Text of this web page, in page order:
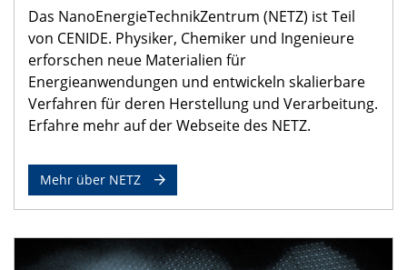
Das NanoEnergieTechnikZentrum (NETZ) ist Teil
von CENIDE. Physiker, Chemiker und Ingenieure
erforschen neue Materialien für
Energieanwendungen und entwickeln skalierbare
Verfahren für deren Herstellung und Verarbeitung.
Erfahre mehr auf der Webseite des NETZ.
Mehr über NETZ